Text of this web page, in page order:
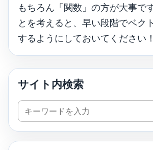
もちろん「関数」の方が大事で
とを考えると、早い段階でベク
するようにしておいてください！
サイト内検索
サ
イ
ト